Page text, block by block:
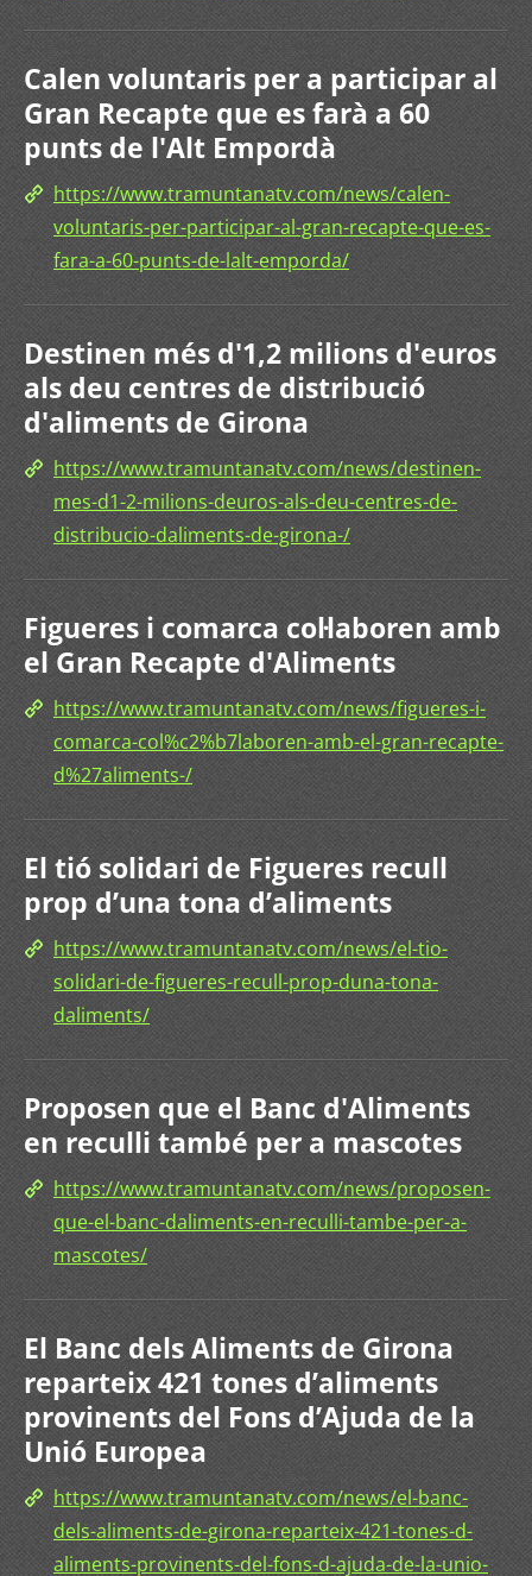
Calen voluntaris per a participar al
Gran Recapte que es farà a 60
punts de l'Alt Empordà
https://www.tramuntanatv.com/news/calen-
voluntaris-per-participar-al-gran-recapte-que-es-
fara-a-60-punts-de-lalt-emporda/
Destinen més d'1,2 milions d'euros
als deu centres de distribució
d'aliments de Girona
https://www.tramuntanatv.com/news/destinen-
mes-d1-2-milions-deuros-als-deu-centres-de-
distribucio-daliments-de-girona-/
Figueres i comarca col·laboren amb
el Gran Recapte d'Aliments
https://www.tramuntanatv.com/news/figueres-i-
comarca-col%c2%b7laboren-amb-el-gran-recapte-
d%27aliments-/
El tió solidari de Figueres recull
prop d’una tona d’aliments
https://www.tramuntanatv.com/news/el-tio-
solidari-de-figueres-recull-prop-duna-tona-
daliments/
Proposen que el Banc d'Aliments
en reculli també per a mascotes
https://www.tramuntanatv.com/news/proposen-
que-el-banc-daliments-en-reculli-tambe-per-a-
mascotes/
El Banc dels Aliments de Girona
reparteix 421 tones d’aliments
provinents del Fons d’Ajuda de la
Unió Europea
https://www.tramuntanatv.com/news/el-banc-
dels-aliments-de-girona-reparteix-421-tones-d-
aliments-provinents-del-fons-d-ajuda-de-la-unio-